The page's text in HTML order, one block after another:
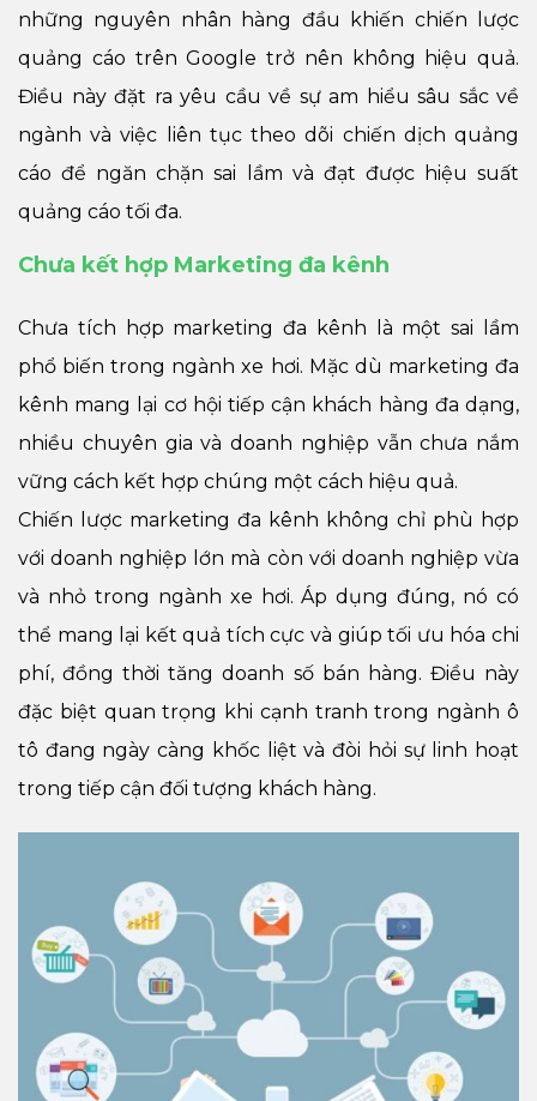
những nguyên nhân hàng đầu khiến chiến lược
quảng cáo trên Google trở nên không hiệu quả.
Điều này đặt ra yêu cầu về sự am hiểu sâu sắc về
ngành và việc liên tục theo dõi chiến dịch quảng
cáo để ngăn chặn sai lầm và đạt được hiệu suất
quảng cáo tối đa.
Chưa kết hợp Marketing đa kênh
Chưa tích hợp marketing đa kênh là một sai lầm
phổ biến trong ngành xe hơi. Mặc dù marketing đa
kênh mang lại cơ hội tiếp cận khách hàng đa dạng,
nhiều chuyên gia và doanh nghiệp vẫn chưa nắm
vững cách kết hợp chúng một cách hiệu quả.
Chiến lược marketing đa kênh không chỉ phù hợp
với doanh nghiệp lớn mà còn với doanh nghiệp vừa
và nhỏ trong ngành xe hơi. Áp dụng đúng, nó có
thể mang lại kết quả tích cực và giúp tối ưu hóa chi
phí, đồng thời tăng doanh số bán hàng. Điều này
đặc biệt quan trọng khi cạnh tranh trong ngành ô
tô đang ngày càng khốc liệt và đòi hỏi sự linh hoạt
trong tiếp cận đối tượng khách hàng.